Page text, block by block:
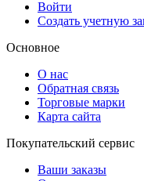
Войти
Создать учетную
Основное
О нас
Обратная связь
Торговые марки
Карта сайта
Покупательский сервис
Ваши заказы